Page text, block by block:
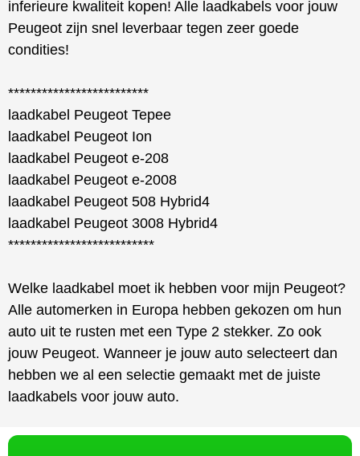
inferieure kwaliteit kopen! Alle laadkabels voor jouw
Peugeot zijn snel leverbaar tegen zeer goede
condities!
*************************
laadkabel Peugeot Tepee
laadkabel Peugeot Ion
laadkabel Peugeot e-208
laadkabel Peugeot e-2008
laadkabel Peugeot 508 Hybrid4
laadkabel Peugeot 3008 Hybrid4
**************************
Welke laadkabel moet ik hebben voor mijn Peugeot?
Alle automerken in Europa hebben gekozen om hun
auto uit te rusten met een Type 2 stekker. Zo ook
jouw Peugeot. Wanneer je jouw auto selecteert dan
hebben we al een selectie gemaakt met de juiste
laadkabels voor jouw auto.